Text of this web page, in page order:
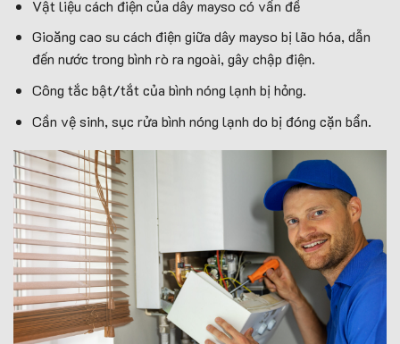
Vật liệu cách điện của dây mayso có vấn đề
Gioăng cao su cách điện giữa dây mayso bị lão hóa, dẫn
đến nước trong bình rò ra ngoài, gây chập điện.
Công tắc bật/tắt của bình nóng lạnh bị hỏng.
Cần vệ sinh, sục rửa bình nóng lạnh do bị đóng cặn bẩn.